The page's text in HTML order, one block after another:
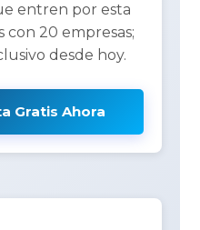
entren por esta
con 20 empresas;
desde hoy.
Gratis Ahora